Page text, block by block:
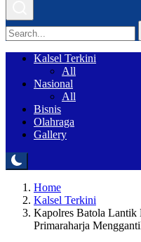
Kalsel Terkini
All
Nasional
All
Bisnis
Olahraga
Gallery
Home
Kalsel Terkini
Kapolres Batola Lantik
Primaraharja